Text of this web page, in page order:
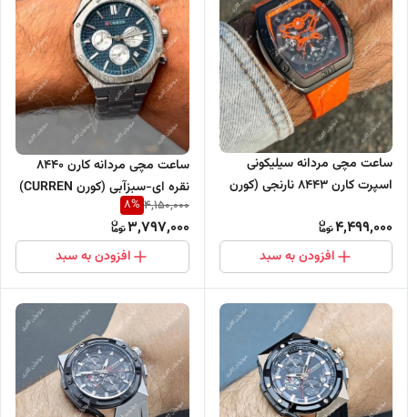
ساعت مچی مردانه سیلیکونی
اسپرت کارن 8443 نارنجی (کورن
4,499,000
افزودن به سبد
ساعت مچی مردانه کارن 8440
نقره ای-سبزآبی (کورن CURREN)
سه موتور فعال
4,150,000
8%
3,797,000
افزودن به سبد